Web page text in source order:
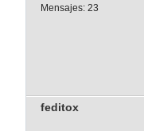
Mensajes: 23
feditox